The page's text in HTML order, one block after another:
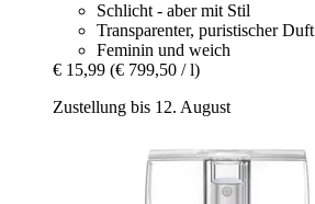
Schlicht - aber mit Stil
Transparenter, puristischer Duft
Feminin und weich
€ 15,99 (€ 799,50 / l)
Zustellung bis 12. August